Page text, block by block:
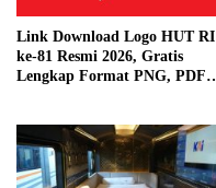
Link Download Logo HUT RI
ke-81 Resmi 2026, Gratis
Lengkap Format PNG, PDF